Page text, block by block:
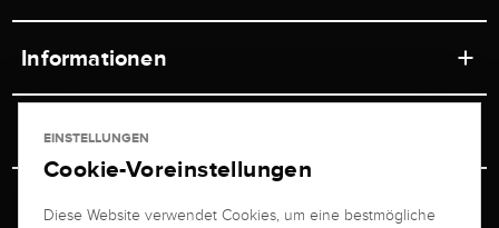
Informationen
Ladengeschäft
Versand & Zahlung
Service
Juwelier Brogle
EINSTELLUNGEN
Cookie-Voreinstellungen
Diese Website verwendet Cookies, um eine bestmögliche